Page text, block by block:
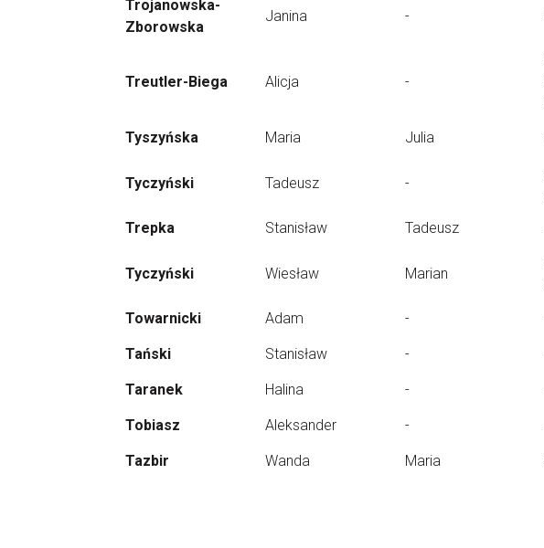
Trojanowska-
Zborowska
Janina -
Treutler-Biega Alicja -
Tyszyńska Maria Julia
Tyczyński Tadeusz -
Trepka Stanisław Tadeusz
Tyczyński Wiesław Marian
Towarnicki Adam -
Tański Stanisław -
Taranek Halina -
Tobiasz Aleksander -
Tazbir Wanda Maria